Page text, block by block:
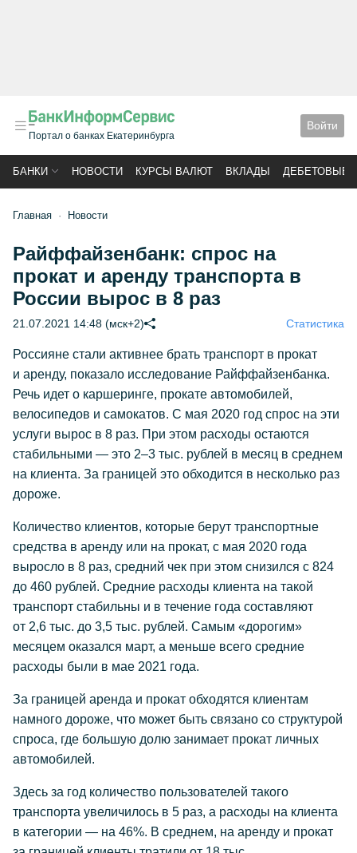
Портал о банках Екатеринбурга
Войти
БАНКИ НОВОСТИ КУРСЫ ВАЛЮТ ВКЛАДЫ ДЕБЕТОВЫЕ
Главная Новости
Райффайзенбанк: спрос на
прокат и аренду транспорта в
России вырос в 8 раз
21.07.2021 14:48 (мск+2) Статистика
Россияне стали активнее брать транспорт в прокат
и аренду, показало исследование Райффайзенбанка.
Речь идет о каршеринге, прокате автомобилей,
велосипедов и самокатов. С мая 2020 год спрос на эти
услуги вырос в 8 раз. При этом расходы остаются
стабильными — это 2–3 тыс. рублей в месяц в среднем
на клиента. За границей это обходится в несколько раз
дороже.
Количество клиентов, которые берут транспортные
средства в аренду или на прокат, с мая 2020 года
выросло в 8 раз, средний чек при этом снизился с 824
до 460 рублей. Средние расходы клиента на такой
транспорт стабильны и в течение года составляют
от 2,6 тыс. до 3,5 тыс. рублей. Самым «дорогим»
месяцем оказался март, а меньше всего средние
расходы были в мае 2021 года.
За границей аренда и прокат обходятся клиентам
намного дороже, что может быть связано со структурой
спроса, где большую долю занимает прокат личных
автомобилей.
Здесь за год количество пользователей такого
транспорта увеличилось в 5 раз, а расходы на клиента
в категории — на 46%. В среднем, на аренду и прокат